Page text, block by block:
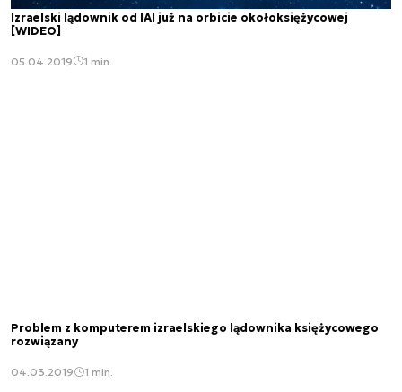
Izraelski lądownik od IAI już na orbicie okołoksiężycowej
[WIDEO]
05.04.2019 1 min.
Problem z komputerem izraelskiego lądownika księżycowego
rozwiązany
04.03.2019 1 min.